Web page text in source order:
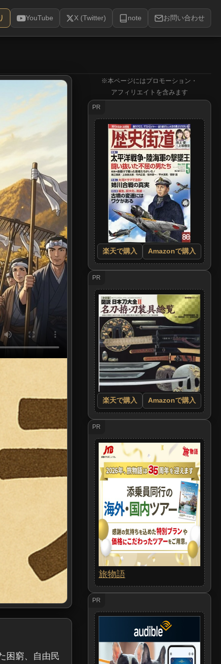
YouTube X (Twitter) note お問い合わせ
困窮、自由民
※本ページにはプロモーション・
アフィリエイトを含みます
PR
楽天で購入 Amazonで購入
PR
楽天で購入 Amazonで購入
PR
旅物語
PR